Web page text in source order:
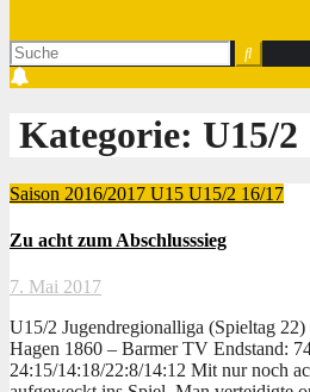
Kategorie: U15/2
Saison 2016/2017 U15 U15/2 16/17
Zu acht zum Abschlusssieg
7. Mai 2017
U15/2 Jugendregionalliga (Spieltag
Hagen 1860 – Barmer TV Endstand:
24:15/14:18/22:8/14:12 Mit nur noch